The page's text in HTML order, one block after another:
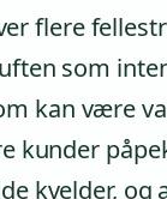
flere
som
kan være
kunder
kvelder, og